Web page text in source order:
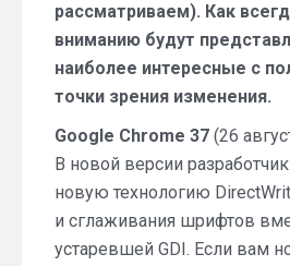
рассматриваем). Как
вниманию будут
наиболее интересные с
точки зрения изменения.
Google Chrome 37 (26
В новой версии
новую технологию
и сглаживания шрифтов
устаревшей GDI. Если вам